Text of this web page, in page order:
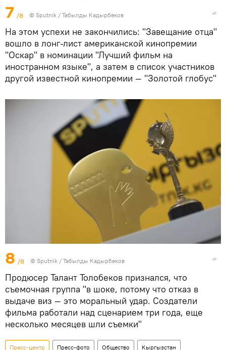
7 /8 © Sputnik / Табылды Кадырбеков
На этом успехи не закончились: "Завещание отца"
вошло в лонг-лист американской кинопремии
"Оскар" в номинации "Лучший фильм на
иностранном языке", а затем в список участников
другой известной кинопремии — "Золотой глобус"
8 /8 © Sputnik / Табылды Кадырбеков
Продюсер Талант Толобеков признался, что
съемочная группа "в шоке, потому что отказ в
выдаче виз — это моральный удар. Создатели
фильма работали над сценарием три года, еще
несколько месяцев шли съемки"
Пресс-центр Пресс-фото Общество Кыргызстан